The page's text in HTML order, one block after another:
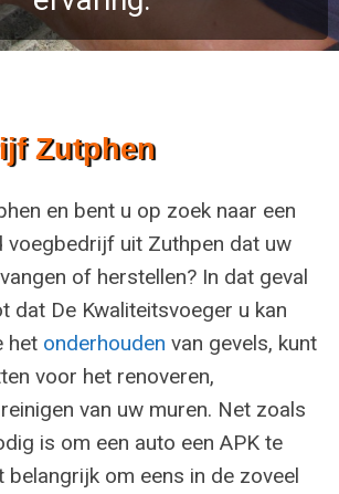
Zutphen
en bent u op zoek naar een
voegbedrijf uit Zuthpen dat uw
of herstellen? In dat geval
dat De Kwaliteitsvoeger u kan
het onderhouden van gevels, kunt
voor het renoveren,
van uw muren. Net zoals
is om een auto een APK te
belangrijk om eens in de zoveel